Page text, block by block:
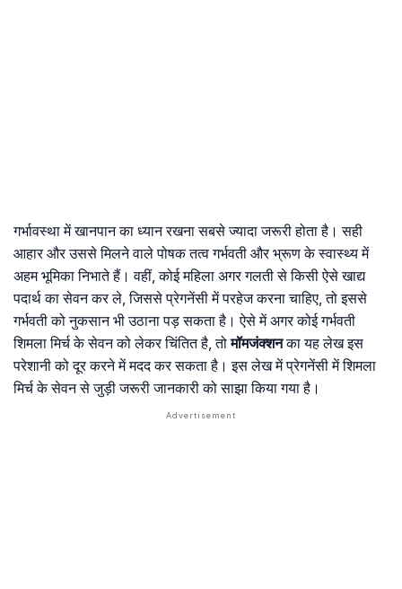
गर्भावस्था में खानपान का ध्यान रखना सबसे ज्यादा जरूरी होता है। सही
आहार और उससे मिलने वाले पोषक तत्व गर्भवती और भ्रूण के स्वास्थ्य में
अहम भूमिका निभाते हैं। वहीं, कोई महिला अगर गलती से किसी ऐसे खाद्य
पदार्थ का सेवन कर ले, जिससे प्रेगनेंसी में परहेज करना चाहिए, तो इससे
गर्भवती को नुकसान भी उठाना पड़ सकता है। ऐसे में अगर कोई गर्भवती
शिमला मिर्च के सेवन को लेकर चिंतित है, तोमॉमजंक्शनका यह लेख इस
परेशानी को दूर करने में मदद कर सकता है। इस लेख में प्रेगनेंसी में शिमला
मिर्च के सेवन से जुड़ी जरूरी जानकारी को साझा किया गया है।